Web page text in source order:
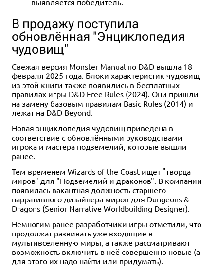
выявляется победитель.
В продажу поступила
обновлённая "Энциклопедия
чудовищ"
Свежая версия Monster Manual по D&D вышла 18
февраля 2025 года. Блоки характеристик чудовищ
из этой книги также появились в бесплатных
правилах игры D&D Free Rules (2024). Они пришли
на замену базовым правилам Basic Rules (2014) и
лежат на D&D Beyond.
Новая энциклопедия чудовищ приведена в
соответствие с обновлёнными руководствами
игрока и мастера подземелий, которые вышли
ранее.
Тем временем Wizards of the Coast ищет "творца
миров" для "Подземелий и драконов". В компании
появилась вакантная должность старшего
нарративного дизайнера миров для Dungeons &
Dragons (Senior Narrative Worldbuilding Designer).
Немногим ранее разработчики игры отметили, что
продолжат развивать уже входящие в
мультивселенную миры, а также рассматривают
возможность включить в неё совершенно новые (а
для этого их надо найти или придумать).